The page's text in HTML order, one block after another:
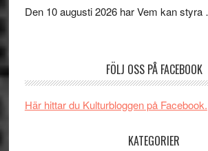
Den 10 augusti 2026 har Vem kan
FÖLJ OSS PÅ FACEBOOK
Här hittar du Kulturbloggen på Facebook.
KATEGORIER